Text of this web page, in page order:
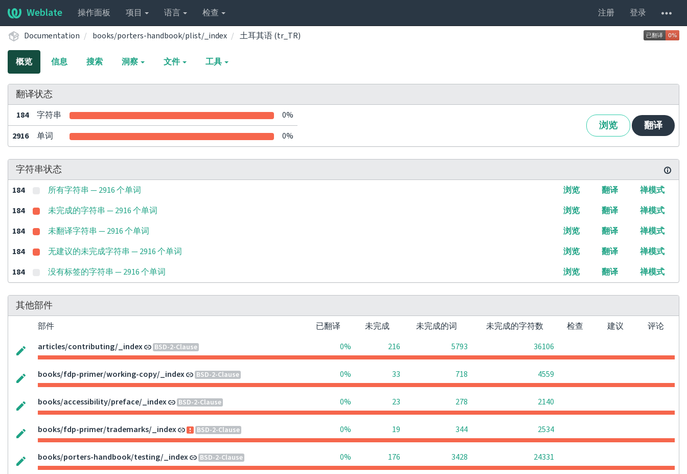
Weblate 操作面板 项目 语言 检查 注册 登录
Documentation books/porters-handbook/plist/_index 土耳其语 (tr_TR)
概览 信息 搜索 洞察 文件 工具
翻译状态
184 字符串 0%
浏览 翻译
2916 单词 0%
字符串状态
184 所有字符串 — 2916 个单词 浏览 翻译
禅模式
184
未完成的字符串 — 2916 个单词 浏览 翻译
禅模式
184
未翻译字符串 — 2916 个单词 浏览 翻译
禅模式
184
无建议的未完成字符串 — 2916 个单词 浏览 翻译
禅模式
184
没有标签的字符串 — 2916 个单词 浏览 翻译 禅模式
其他部件
部件 已翻译 未完成 未完成的词 未完成的字符数 检查 建议
评论
articles/contributing/_index
BSD-2-Clause 0% 216 5793 36106
books/fdp-primer/working-copy/_index BSD-2-Clause 0% 33 718 4559
books/accessibility/preface/_index BSD-2-Clause 0% 23 278 2140
books/fdp-primer/trademarks/_index BSD-2-Clause 0% 19 344 2534
books/porters-handbook/testing/_index BSD-2-Clause 0% 176 3428 24331